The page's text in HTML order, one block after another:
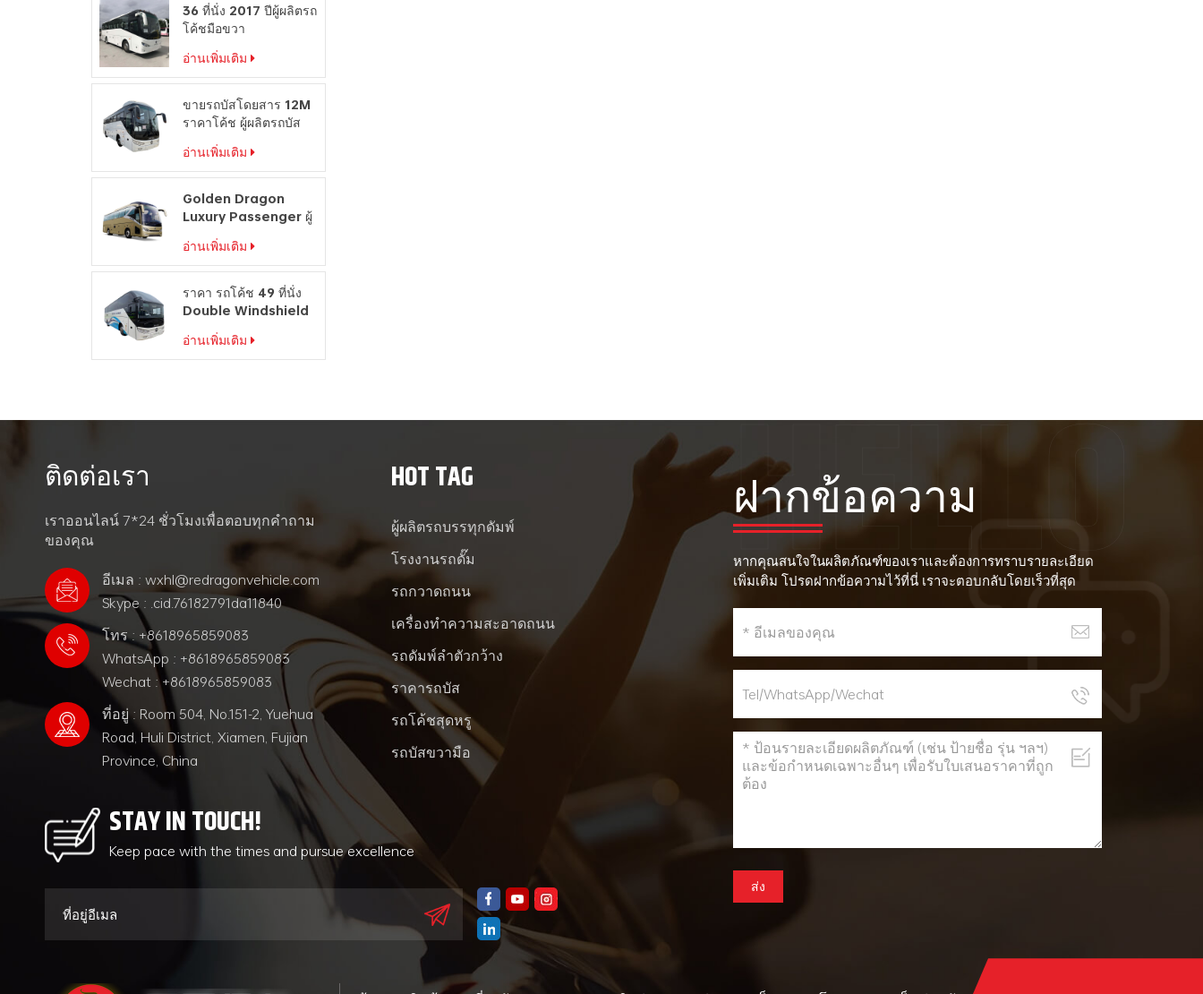
36 ที่นั่ง 2017 ปีผู้ผลิตรถ
โค้ชมือขวา
อ่านเพิ่มเติม
ขายรถบัสโดยสาร 12M
ราคาโค้ช ผู้ผลิตรถบัส
ท่องเที่ยว
อ่านเพิ่มเติม
Golden Dragon
Luxury Passenger ผู้
ผลิต รถบัสท่องเที่ยว
อ่านเพิ่มเติม
ราคา รถโค้ช 49 ที่นั่ง
Double Windshield
Travel Bus For Sale
อ่านเพิ่มเติม
ติดต่อเรา
เราออนไลน์ 7*24 ชั่วโมงเพื่อตอบทุกคำถาม
ของคุณ
อีเมล : wxhl@redragonvehicle.com
Skype : .cid.76182791da11840
โทร : +8618965859083
WhatsApp : +8618965859083
Wechat : +8618965859083
ที่อยู่ : Room 504, No.151-2, Yuehua
Road, Huli District, Xiamen, Fujian
Province, China
HOT TAG
ผู้ผลิตรถบรรทุกดัมพ์
โรงงานรถดั๊ม
รถกวาดถนน
เครื่องทำความสะอาดถนน
รถดัมพ์ลำตัวกว้าง
ราคารถบัส
รถโค้ชสุดหรู
รถบัสขวามือ
STAY IN TOUCH!
Keep pace with the times and pursue excellence
ฝากข้อความ
หากคุณสนใจในผลิตภัณฑ์ของเราและต้องการทราบรายละเอียด
เพิ่มเติม โปรดฝากข้อความไว้ที่นี่ เราจะตอบกลับโดยเร็วที่สุด
ส่ง